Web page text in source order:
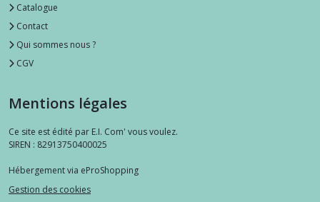
Catalogue
Contact
Qui sommes nous ?
CGV
Mentions légales
Ce site est édité par E.I. Com' vous voulez.
SIREN : 82913750400025
Hébergement via eProShopping
Gestion des cookies